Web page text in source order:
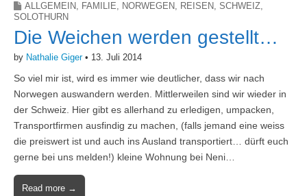
ALLGEMEIN, FAMILIE, NORWEGEN, REISEN, SCHWEIZ,
SOLOTHURN
Die Weichen werden gestellt…
by Nathalie Giger• 13. Juli 2014
So viel mir ist, wird es immer wie deutlicher, dass wir nach
Norwegen auswandern werden. Mittlerweilen sind wir wieder in
der Schweiz. Hier gibt es allerhand zu erledigen, umpacken,
Transportfirmen ausfindig zu machen, (falls jemand eine weiss
die preiswert ist und auch ins Ausland transportiert… dürft euch
gerne bei uns melden!) kleine Wohnung bei Neni…
Read more →